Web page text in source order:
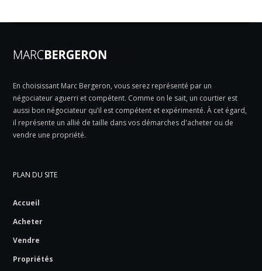
En choisissant Marc Bergeron, vous serez représenté par un
négociateur aguerri et compétent. Comme on le sait, un courtier est
aussi bon négociateur qu’il est compétent et expérimenté. À cet égard,
il représente un allié de taille dans vos démarches d'acheter ou de
vendre une propriété.
PLAN DU SITE
Accueil
Acheter
Vendre
Propriétés